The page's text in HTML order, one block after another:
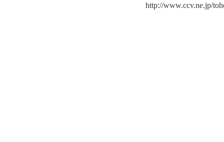
http://www.ccv.ne.jp/tohou/